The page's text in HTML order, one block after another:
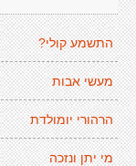
התשמע קולי?
מעשי אבות
הרהורי יומולדת
מי יתן ונזכה